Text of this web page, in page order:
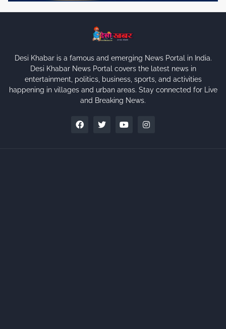
Desi Khabar is a famous and emerging News Portal in India.
Desi Khabar News Portal covers the latest news in
entertainment, politics, business, sports, and activities
happening in villages and urban areas. Stay connected for Live
and Breaking News.